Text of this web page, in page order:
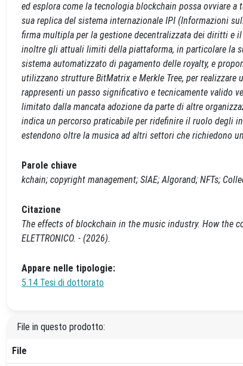
ed esplora come la tecnologia blockchain possa ovviare
sua replica del sistema internazionale IPI (Informazioni
firma multipla per la gestione decentralizzata dei diritti e
inoltre gli attuali limiti della piattaforma, in particolare la
sistema automatizzato di pagamento delle royalty, e
utilizzano strutture BitMatrix e Merkle Tree, per realizzare
rappresenti un passo significativo e tecnicamente valido
limitato dalla mancata adozione da parte di altre
indica un percorso praticabile per ridefinire il ruolo degli
estendono oltre la musica ad altri settori che richiedono
Parole chiave
kchain; copyright management; SIAE; Algorand; NFTs;
Citazione
The effects of blockchain in the music industry. How the
ELETTRONICO. - (2026).
Appare nelle tipologie:
5.14 Tesi di dottorato
File in questo prodotto:
File